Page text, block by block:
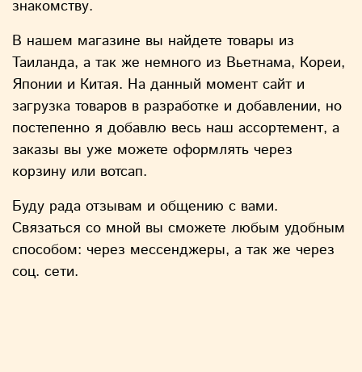
знакомству.
В нашем магазине вы найдете товары из
Таиланда, а так же немного из Вьетнама, Кореи,
Японии и Китая. На данный момент сайт и
загрузка товаров в разработке и добавлении, но
постепенно я добавлю весь наш ассортемент, а
заказы вы уже можете оформлять через
корзину или вотсап.
Буду рада отзывам и общению с вами.
Связаться со мной вы сможете любым удобным
способом: через мессенджеры, а так же через
соц. сети.